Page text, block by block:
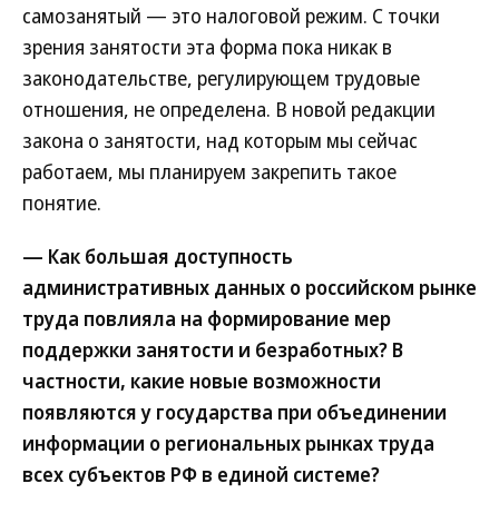
самозанятый — это налоговой режим. С точки
зрения занятости эта форма пока никак в
законодательстве, регулирующем трудовые
отношения, не определена. В новой редакции
закона о занятости, над которым мы сейчас
работаем, мы планируем закрепить такое
понятие.
— Как большая доступность
административных данных о российском рынке
труда повлияла на формирование мер
поддержки занятости и безработных? В
частности, какие новые возможности
появляются у государства при объединении
информации о региональных рынках труда
всех субъектов РФ в единой системе?